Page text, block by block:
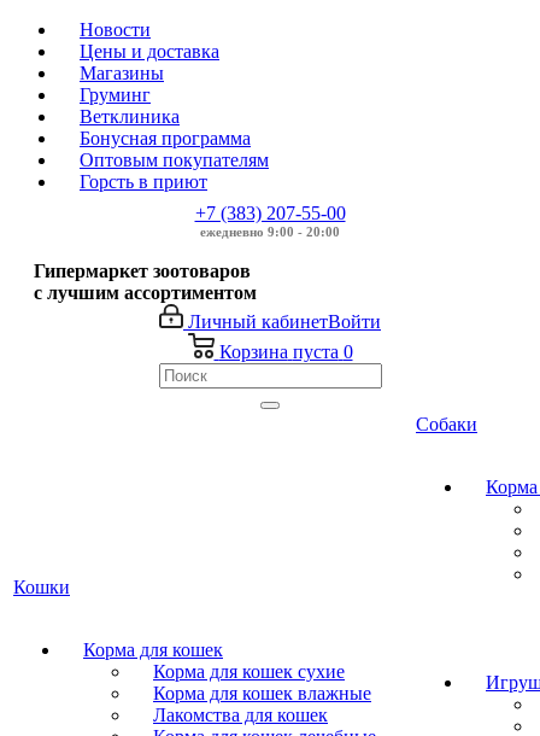
Новости
Цены и доставка
Магазины
Груминг
Ветклиника
Бонусная программа
Оптовым покупателям
Горсть в приют
+7 (383) 207-55-00
ежедневно 9:00 - 20:00
Гипермаркет зоотоваров
с лучшим ассортиментом
Личный кабинетВойти
Корзина пуста 0
Кошки
Корма для кошек
Корма для кошек сухие
Корма для кошек влажные
Лакомства для кошек
Собаки
Корма